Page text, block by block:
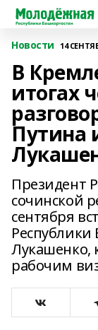
Новости 14
В
итогах
Путина
Президент
сочинской
сентября
Республики
Лукашенко,
рабочим